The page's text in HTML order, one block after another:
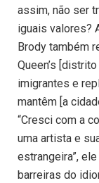
assim, não ser
iguais valores?
Brody também
Queen’s
imigrantes e
mantêm [a
“Cresci com a
uma artista e
estrangeira”,
barreiras do